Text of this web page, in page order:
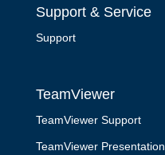
Support & Service
Support
TeamViewer
TeamViewer Support
TeamViewer Presentation